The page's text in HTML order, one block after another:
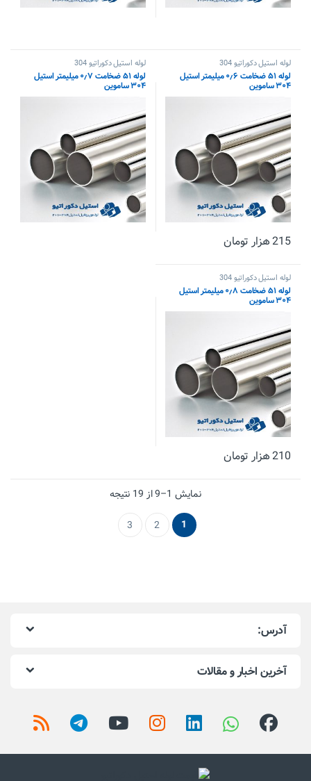
لوله استیل دکوراتیو 304
لوله ۵۱ ضخامت ۰٫۶ میلیمتر استیل
۳۰۴ ساموین
215هزار تومان
لوله استیل دکوراتیو 304
لوله ۵۱ ضخامت ۰٫۷ میلیمتر استیل
۳۰۴ ساموین
لوله استیل دکوراتیو 304
لوله ۵۱ ضخامت ۰٫۸ میلیمتر استیل
۳۰۴ ساموین
210هزار تومان
نمایش 1–9 از 19 نتیجه
1
2
3
آدرس:
آخرین اخبار و مقالات